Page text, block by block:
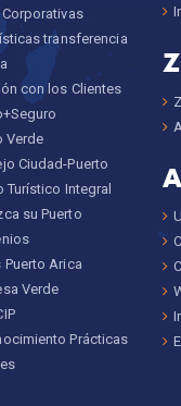
transferencia
con los Clientes
Verde
Ciudad-Puerto
Turístico Integral
su Puerto
Puerto Arica
Verde
Prácticas